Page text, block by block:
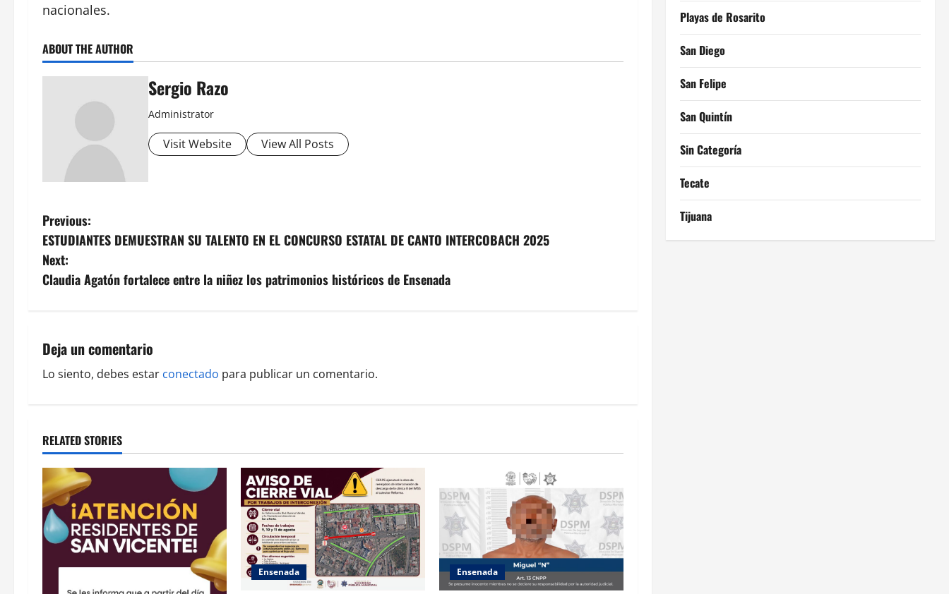
nacionales.
ABOUT THE AUTHOR
Sergio Razo
Administrator
Visit Website View All Posts
P
o
s
n
a
i
g
a
t
i
Previous:
ESTUDIANTES DEMUESTRAN SU TALENTO EN EL CONCURSO ESTATAL DE CANTO INTERCOBACH 2025
Next:
Claudia Agatón fortalece entre la niñez los patrimonios históricos de Ensenada
Deja un comentario
Lo siento, debes estar conectado para publicar un comentario.
RELATED STORIES
Ensenada Ensenada
Playas de Rosarito
San Diego
San Felipe
San Quintín
Sin Categoría
Tecate
Tijuana